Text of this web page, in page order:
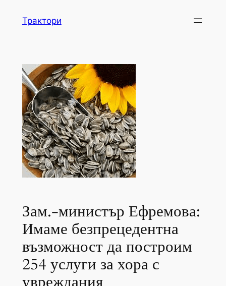
Трактори
Зам.-министър Ефремова:
Имаме безпрецедентна
възможност да построим
254 услуги за хора с